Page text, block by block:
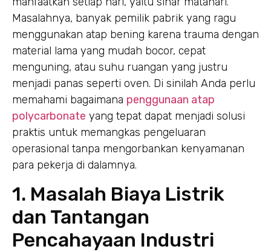
Masalahnya, banyak pemilik pabrik yang ragu
menggunakan atap bening karena trauma dengan
material lama yang mudah bocor, cepat
menguning, atau suhu ruangan yang justru
menjadi panas seperti oven. Di sinilah Anda perlu
memahami bagaimana penggunaan atap
polycarbonate yang tepat dapat menjadi solusi
praktis untuk memangkas pengeluaran
operasional tanpa mengorbankan kenyamanan
para pekerja di dalamnya.
1. Masalah Biaya Listrik
dan Tantangan
Pencahayaan Industri